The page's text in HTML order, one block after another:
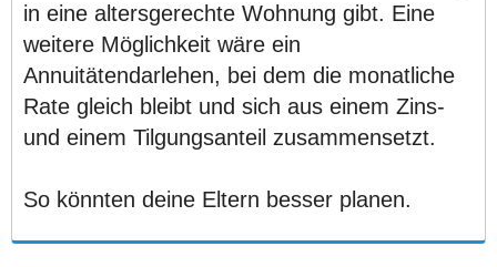
in eine altersgerechte Wohnung gibt. Eine
weitere Möglichkeit wäre ein
Annuitätendarlehen, bei dem die monatliche
Rate gleich bleibt und sich aus einem Zins-
und einem Tilgungsanteil zusammensetzt.
So könnten deine Eltern besser planen.